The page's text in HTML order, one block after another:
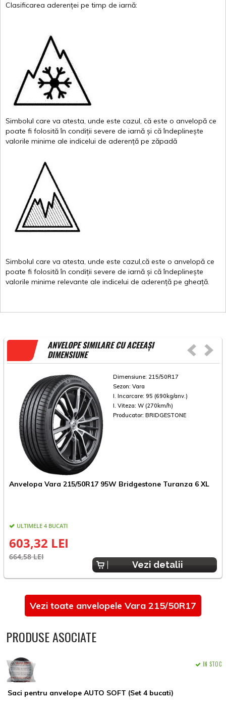
Clasificarea aderenței pe timp de iarnă:
Simbolul care va atesta, unde este cazul, că este o anvelopă ce
poate fi folosită în condiții severe de iarnă și că îndeplinește
valorile minime ale indicelui de aderență pe zăpadă
Simbolul care va atesta, unde este cazul,că este o anvelopă ce
poate fi folosită în condiții severe de iarnă și că îndeplinește
valorile minime relevante ale indicelui de aderență pe gheață.
ANVELOPE SIMILARE CU ACEEAȘI
DIMENSIUNE
Dimensiune: 215/50R17
Sezon: Vara
I. Incarcare: 95 (690kg/anv.)
I. Viteza: W (270km/h)
Producator: BRIDGESTONE
Anvelopa Vara 215/50R17 95W Bridgestone Turanza 6 XL
ULTIMELE 4 BUCATI
603,32 LEI
664,58 LEI
Vezi detalii
Vezi toate anvelopele Vara 215/50R17
PRODUSE ASOCIATE
Saci pentru anvelope AUTO SOFT (Set 4 bucati)
IN STOC